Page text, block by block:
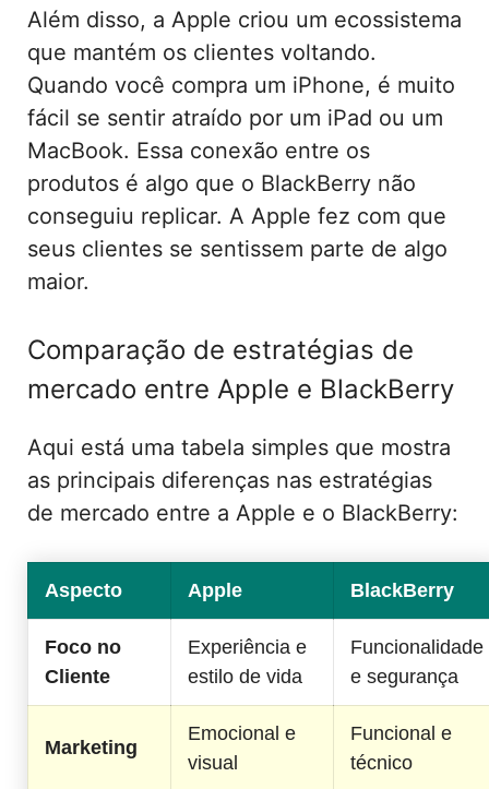
Além disso, a Apple criou um ecossistema
que mantém os clientes voltando.
Quando você compra um iPhone, é muito
fácil se sentir atraído por um iPad ou um
MacBook. Essa conexão entre os
produtos é algo que o BlackBerry não
conseguiu replicar. A Apple fez com que
seus clientes se sentissem parte de algo
maior.
Comparação de estratégias de
mercado entre Apple e BlackBerry
Aqui está uma tabela simples que mostra
as principais diferenças nas estratégias
de mercado entre a Apple e o BlackBerry:
Aspecto Apple BlackBerry
Foco no
Cliente
Experiência e
estilo de vida
Funcionalidade
e segurança
Marketing
Emocional e
visual
Funcional e
técnico